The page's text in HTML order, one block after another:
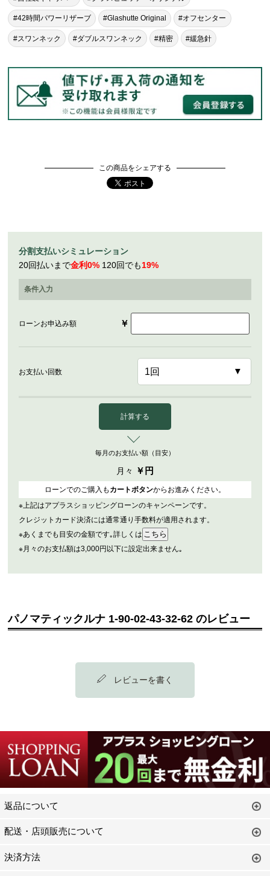
#42時間パワーリザーブ #Glashutte Original #オフセンター
#スワンネック #ダブルスワンネック #精密 #緩急針
この商品をシェアする
分割支払いシミュレーション
20回払いまで金利0% 120回でも19%
条件入力
ローンお申込み額 ￥
お支払い回数
計算する
毎月のお支払い額（目安）
月々 ￥ 円
ローンでのご購入も カートボタンからお進みください。
※上記はアプラスショッピングローンのキャンペーンです。
クレジットカード決済には通常通り手数料が適用されます。
※あくまでも目安の金額です｡詳しくは
※月々のお支払額は3,000円以下に設定出来ません｡
パノマティックルナ 1-90-02-43-32-62 のレビュー
レビューを書く
返品について
配送・店頭販売について
決済方法